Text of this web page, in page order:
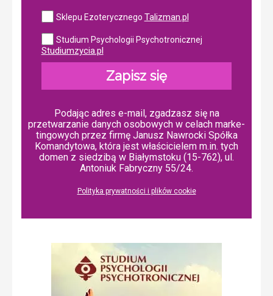
Sklepu Ezoterycznego Talizman.pl
Studium Psychologii Psychotronicznej
Studiumzycia.pl
Zapisz się
Podając adres e-mail, zgadzasz się na
przetwarzanie danych osobowych w ce­lach mar­ke­
tin­go­wych przez firmę Janusz Nawrocki Spółka
Komandytowa, która jest właścicielem m.in. tych
domen z siedzibą w Białymstoku (15-762), ul.
Antoniuk Fabryczny 55/24.
Polityka prywatności i plików cookie